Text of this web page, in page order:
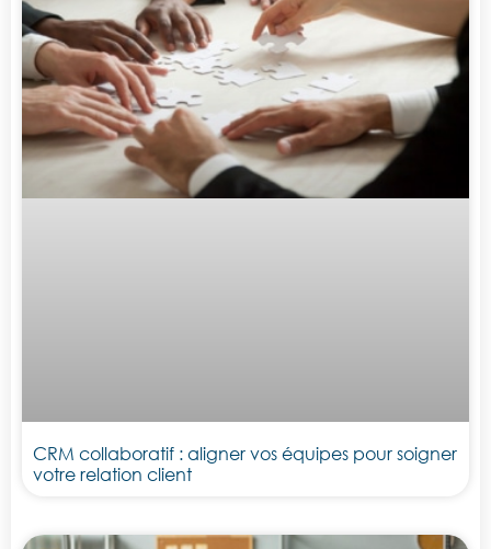
CRM collaboratif : aligner vos équipes pour soigner
votre relation client